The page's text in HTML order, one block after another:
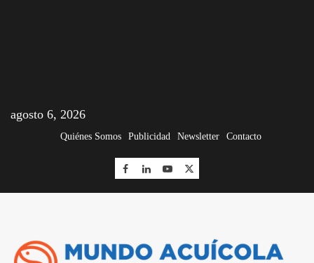
agosto 6, 2026
Quiénes Somos Publicidad Newsletter Contacto